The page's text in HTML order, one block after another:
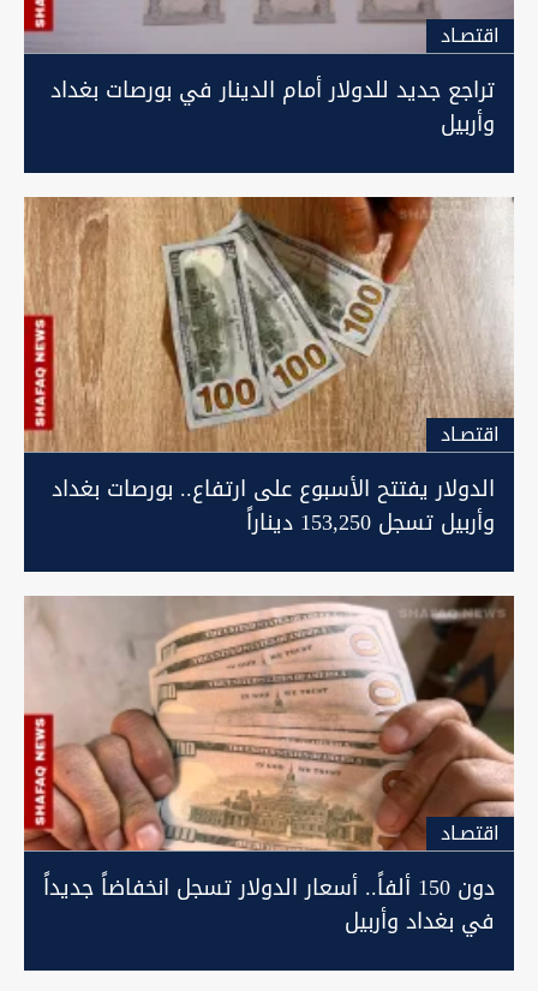
اقتصـاد
تراجع جديد للدولار أمام الدينار في بورصات بغداد
وأربيل
اقتصـاد
الدولار يفتتح الأسبوع على ارتفاع.. بورصات بغداد
وأربيل تسجل 153,250 ديناراً
اقتصـاد
دون 150 ألفاً.. أسعار الدولار تسجل انخفاضاً جديداً
في بغداد وأربيل